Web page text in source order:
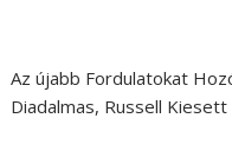
Az újabb Fordulatokat
Diadalmas, Russell Kiesett